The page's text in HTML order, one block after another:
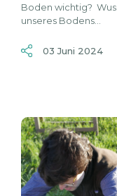
Boden wichtig?
unseres Bodens...
03 Juni 2024